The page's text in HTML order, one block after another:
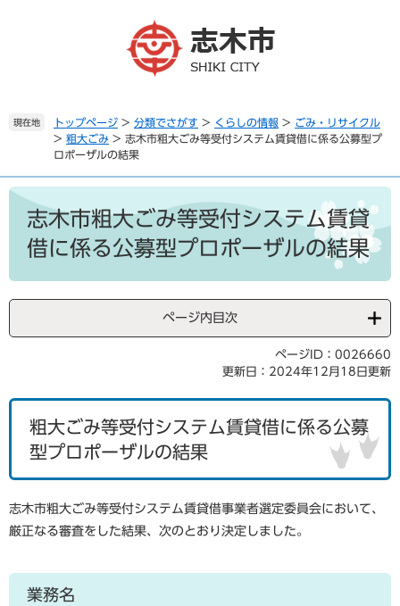
本
現在地 トップページ > 分類でさがす > くらしの情報 > ごみ・リサイクル
> 粗大ごみ > 志木市粗大ごみ等受付システム賃貸借に係る公募型プ
ロポーザルの結果
本
志木市粗大ごみ等受付システム賃貸
借に係る公募型プロポーザルの結果
ページ内目次
ページID：0026660
更新日：2024年12月18日更新
粗大ごみ等受付システム賃貸借に係る公募
型プロポーザルの結果
志木市粗大ごみ等受付システム賃貸借事業者選定委員会において、
厳正なる審査をした結果、次のとおり決定しました。
業務名